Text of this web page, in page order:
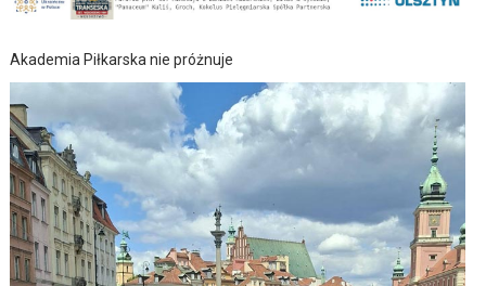
Akademia Piłkarska nie próżnuje